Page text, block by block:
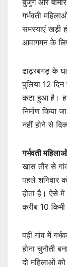
गर्भवती
समस्याएं खड़ी
आवागमन के
ढाढ़रबगड़ के
पुलिया 12
कटा हुआ है।
निर्माण किया
नहीं होने से
गर्भवती
खास तौर से
पहले शनिवार
होता है। ऐसे में
करीब 10 किमी
वहीं गांव में
होना चुनौती
दो महिलाओं